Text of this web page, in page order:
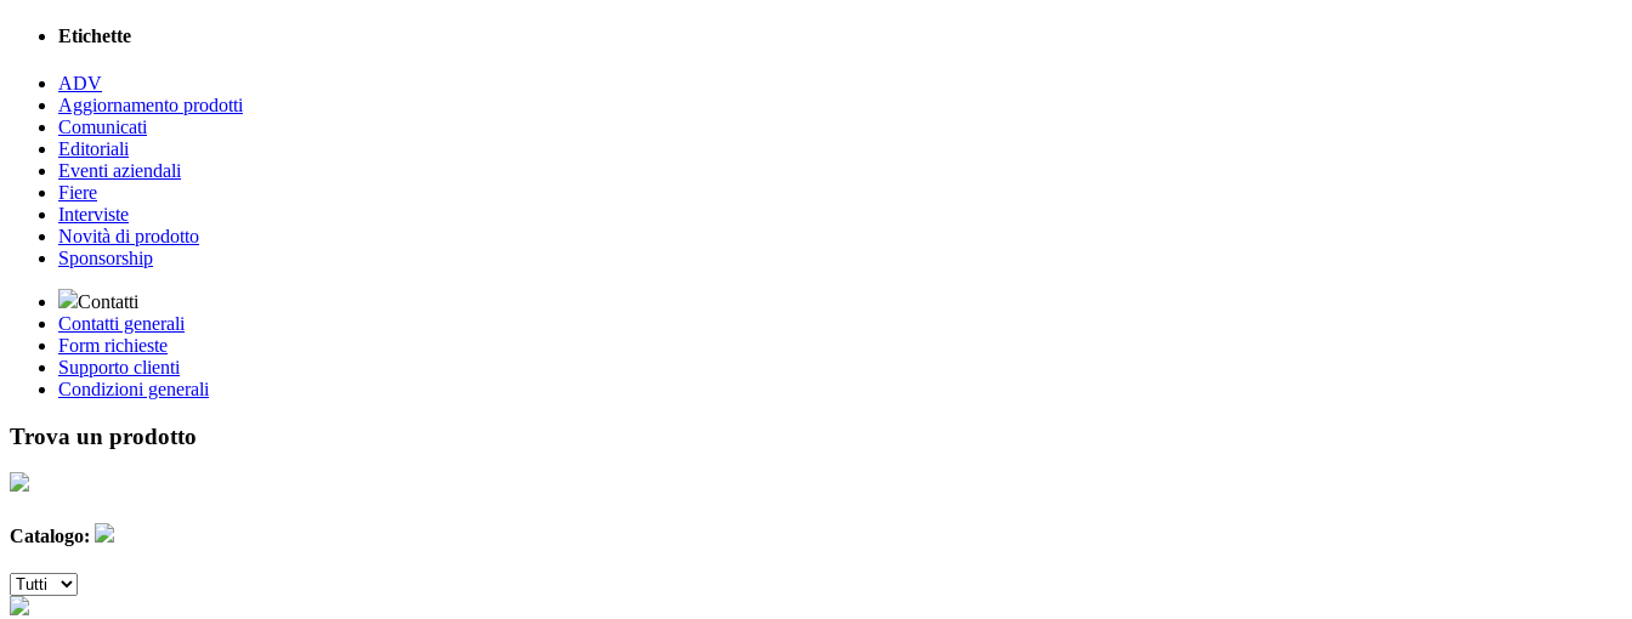
Etichette
ADV
Aggiornamento prodotti
Comunicati
Editoriali
Eventi aziendali
Fiere
Interviste
Novità di prodotto
Sponsorship
Contatti
Contatti generali
Form richieste
Supporto clienti
Condizioni generali
Trova un prodotto
Catalogo: